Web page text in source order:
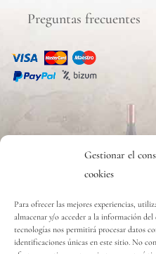
Gestionar el
cookies
Para ofrecer las mejores experiencias,
almacenar y/o acceder a la información
tecnologías nos permitirá procesar datos
identificaciones únicas en este sitio. No
Preguntas frecuentes
Contacto
Copyright © 2020